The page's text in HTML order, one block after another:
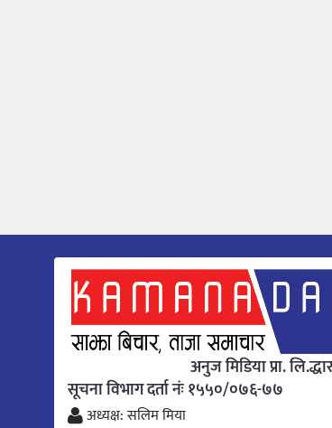
अनुज मिडिया प्रा.
सूचना विभाग दर्ता नंः १५५०/०७६-७७
अध्यक्ष: सलिम मिया